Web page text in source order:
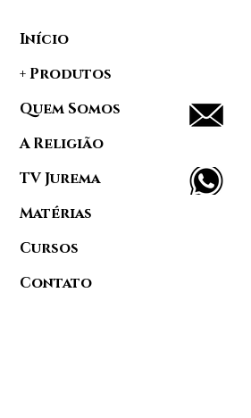
Início
+ Produtos
Quem Somos
A Religião
TV Jurema
Matérias
Cursos
Contato